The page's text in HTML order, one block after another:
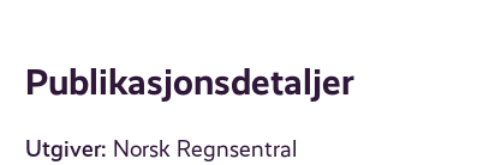
Publikasjonsdetaljer
Utgiver: Norsk Regnsentral